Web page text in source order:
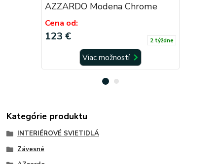
AZZARDO Modena Chrome
Cena od:
123 € 2 týždne
Viac možností
Kategórie produktu
INTERIÉROVÉ SVIETIDLÁ
Závesné